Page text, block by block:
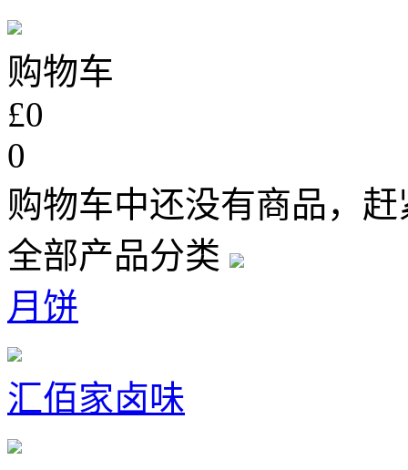
购物车
£0
0
购物车中还没有商品，
全部产品分类
月饼
汇佰家卤味